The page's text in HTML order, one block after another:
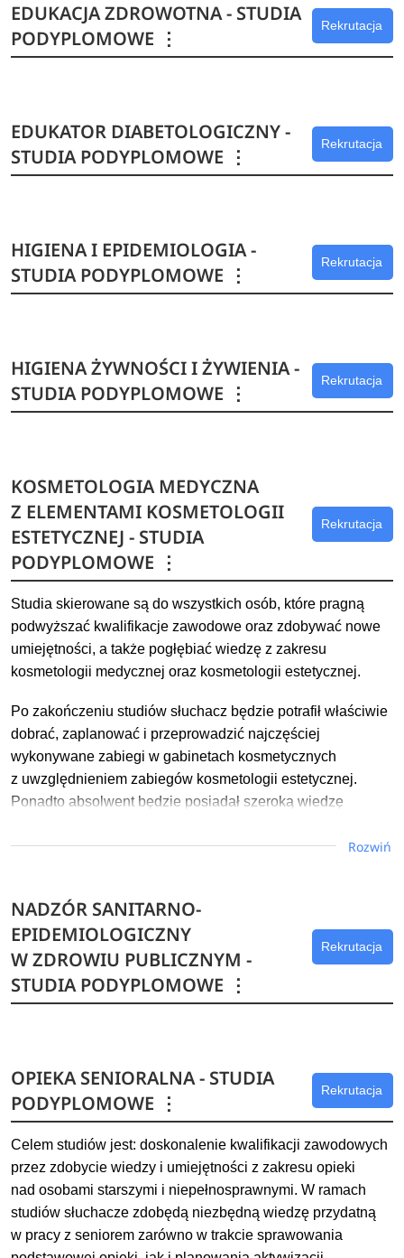
EDUKACJA ZDROWOTNA - STUDIA
PODYPLOMOWE ⋮
Rekrutacja
EDUKATOR DIABETOLOGICZNY -
STUDIA PODYPLOMOWE ⋮
Rekrutacja
HIGIENA I EPIDEMIOLOGIA -
STUDIA PODYPLOMOWE ⋮
Rekrutacja
HIGIENA ŻYWNOŚCI I ŻYWIENIA -
STUDIA PODYPLOMOWE ⋮
Rekrutacja
KOSMETOLOGIA MEDYCZNA
Z ELEMENTAMI KOSMETOLOGII
ESTETYCZNEJ - STUDIA
PODYPLOMOWE ⋮
Rekrutacja
Studia skierowane są do wszystkich osób, które pragną
podwyższać kwalifikacje zawodowe oraz zdobywać nowe
umiejętności, a także pogłębiać wiedzę z zakresu
kosmetologii medycznej oraz kosmetologii estetycznej.
Po zakończeniu studiów słuchacz będzie potrafił właściwie
dobrać, zaplanować i przeprowadzić najczęściej
wykonywane zabiegi w gabinetach kosmetycznych
z uwzględnieniem zabiegów kosmetologii estetycznej.
Ponadto absolwent będzie posiadał szeroką wiedzę
estetycznej.
Rozwiń
NADZÓR SANITARNO-
EPIDEMIOLOGICZNY
W ZDROWIU PUBLICZNYM -
STUDIA PODYPLOMOWE ⋮
Rekrutacja
OPIEKA SENIORALNA - STUDIA
PODYPLOMOWE ⋮
Rekrutacja
Celem studiów jest: doskonalenie kwalifikacji zawodowych
przez zdobycie wiedzy i umiejętności z zakresu opieki
nad osobami starszymi i niepełnosprawnymi. W ramach
studiów słuchacze zdobędą niezbędną wiedzę przydatną
w pracy z seniorem zarówno w trakcie sprawowania